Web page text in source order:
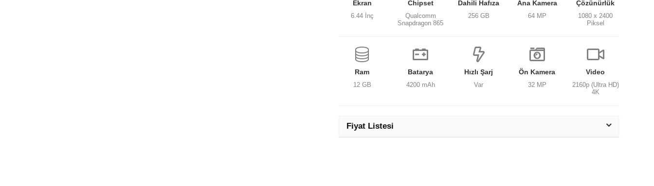
Ekran
6.44 İnç
Chipset
Qualcomm
Snapdragon 865
Dahili Hafıza
256 GB
Ana Kamera
64 MP
Çözünürlük
1080 x 2400
Piksel
Ram
12 GB
Batarya
4200 mAh
Hızlı Şarj
Var
Ön Kamera
32 MP
Video
2160p (Ultra HD)
4K
Fiyat Listesi